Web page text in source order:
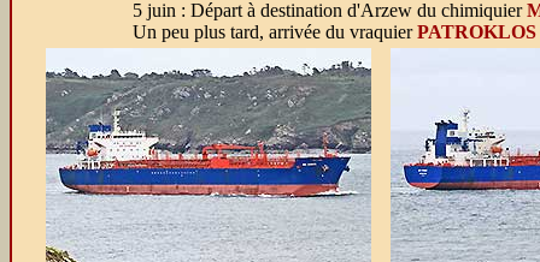
5 juin : Départ à destination d'Arzew du chimiquier
Un peu plus tard, arrivée du vraquierPATROKLOS